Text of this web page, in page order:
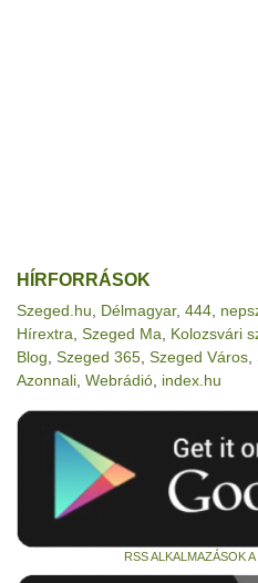
HÍRFORRÁSOK
Szeged.hu Délmagyar, 444
Hírextra Szeged Ma Kolozsvári
Blog Szeged 365 Szeged Város
Azonnali Webrádió index.hu
RSS ALKALMAZÁSOK